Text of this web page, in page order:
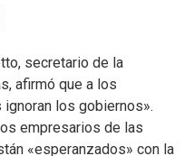
secretario de la
afirmó que a los
los gobiernos».
empresarios de las
«esperanzados» con la